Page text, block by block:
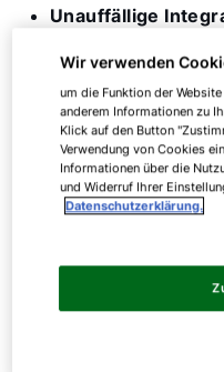
Unauffällige
Boden integriert.
Einbau
Eine zentrale
allem für Neubauten
Wir verwenden
um die Funktion der
anderem Informationen zu
Klick auf den Button
Verwendung von Cookies
Informationen über die
und Widerruf Ihrer
Datenschutzerklärung.